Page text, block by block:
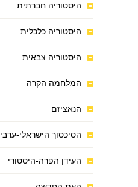
היסטוריה חברתית
היסטוריה כלכלית
היסטוריה צבאית
המלחמה הקרה
הנאציזם
הסיכסוך הישראלי-ערבי
העידן הפרה-היסטורי